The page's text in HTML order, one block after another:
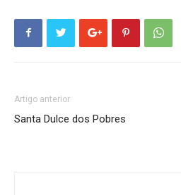
Artigo anterior
Santa Dulce dos Pobres